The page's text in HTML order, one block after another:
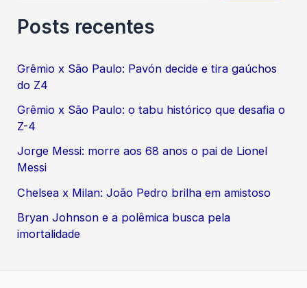
Posts recentes
Grêmio x São Paulo: Pavón decide e tira gaúchos
do Z4
Grêmio x São Paulo: o tabu histórico que desafia o
Z-4
Jorge Messi: morre aos 68 anos o pai de Lionel
Messi
Chelsea x Milan: João Pedro brilha em amistoso
Bryan Johnson e a polêmica busca pela
imortalidade